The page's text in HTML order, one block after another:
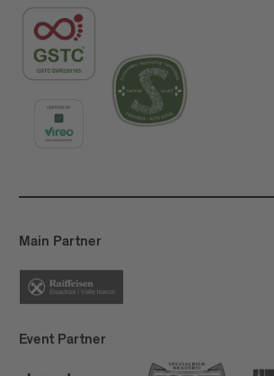
Main Partner
Event Partner